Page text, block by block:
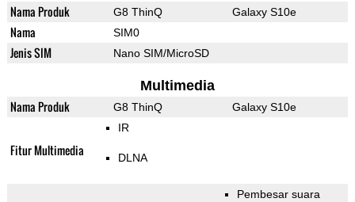
Nama Produk G8 ThinQ Galaxy S10e
Nama SIM0
Jenis SIM Nano SIM/MicroSD
Multimedia
Nama Produk G8 ThinQ Galaxy S10e
Fitur Multimedia
IR
DLNA
Pembesar suara